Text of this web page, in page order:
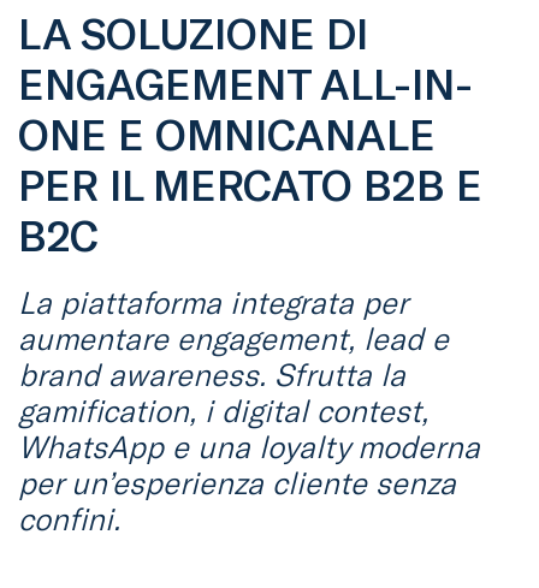
LA SOLUZIONE DI
ENGAGEMENT ALL-IN-
ONE E OMNICANALE
PER IL MERCATO B2B E
B2C
La piattaforma integrata per
aumentare engagement, lead e
brand awareness. Sfrutta la
gamification, i digital contest,
WhatsApp e una loyalty moderna
per un’esperienza cliente senza
confini.